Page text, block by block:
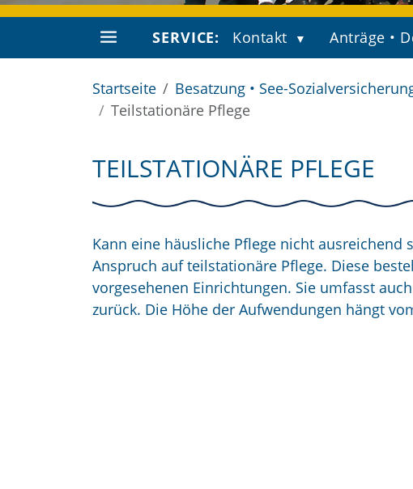
SERVICE: Kontakt Anträge •
Startseite Besatzung • See-
Teilstationäre Pflege
TEILSTATIONÄRE PFLEGE
Kann eine häusliche Pflege nicht
Anspruch auf teilstationäre Pflege. Diese
vorgesehenen Einrichtungen. Sie umfasst
zurück. Die Höhe der Aufwendungen hängt